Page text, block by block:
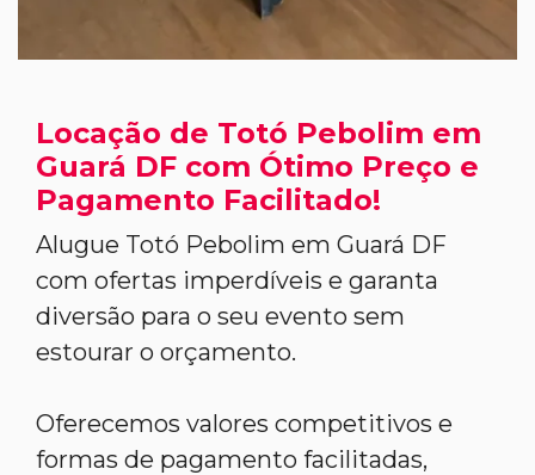
Locação de Totó Pebolim em
Guará DF com Ótimo Preço e
Pagamento Facilitado!
Alugue Totó Pebolim em Guará DF
com ofertas imperdíveis e garanta
diversão para o seu evento sem
estourar o orçamento.
Oferecemos valores competitivos e
formas de pagamento facilitadas,